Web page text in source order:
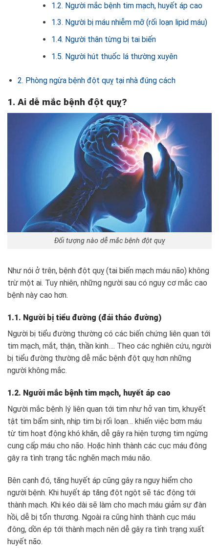
1.2. Người mắc bệnh tim mạch, huyết áp cao
1.3. Người bị máu nhiễm mỡ (rối loạn lipid máu)
1.4. Người thân từng bị tai biến
1.5. Người hút thuốc lá thường xuyên
2. Phòng ngừa bệnh đột quỵ tại nhà đúng cách
1. Ai dễ mắc bệnh đột quỵ?
Đối tượng nào dễ mắc bệnh đột quỵ
Như nói ở trên, bệnh đột quỵ (tai biến mạch máu não) không
trừ một ai. Tuy nhiên, những người sau có nguy cơ mắc cao
bệnh này cao hơn.
1.1. Người bị tiểu đường (đái tháo đường)
Người bị tiểu đường thường có các biến chứng liên quan tới
tim mạch, mắt, thận, thần kinh…. Theo các nghiên cứu, người
bị tiểu đường thường dễ mắc bệnh đột quỵ hơn những
người không mắc.
1.2. Người mắc bệnh tim mạch, huyết áp cao
Người mắc bệnh lý liên quan tới tim như hở van tim, khuyết
tật tim bẩm sinh, nhịp tim bị rối loạn… khiến việc bơm máu
từ tim hoạt động khó khăn, dễ gây ra hiện tượng tim ngừng
cung cấp máu cho não. Hoặc hình thành các cục máu đông
gây ra tình trạng tắc nghẽn mạch máu não.
Bên cạnh đó, tăng huyết áp cũng gây ra nguy hiểm cho
người bệnh. Khi huyết áp tăng đột ngột sẽ tác động tới
thành mạch. Khi kéo dài sẽ làm cho mạch máu giảm sự đàn
hồi, dễ bị tổn thương. Ngoài ra cũng hình thành cục máu
đông, dồn ép tới thành mạch nên dễ gây ra tình trạng xuất
huyết não.